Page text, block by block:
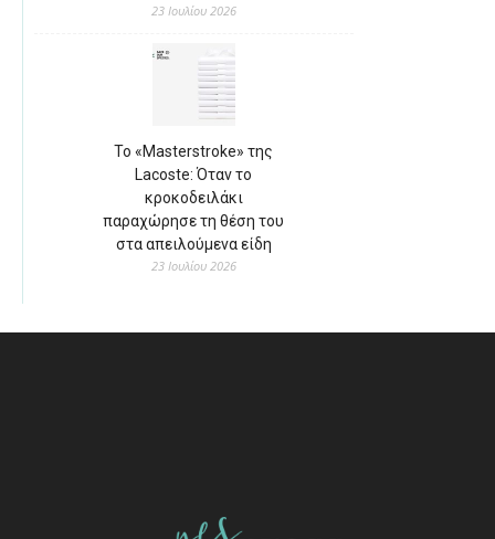
23 Ιουλίου 2026
Το «Masterstroke» της
Lacoste: Όταν το
κροκοδειλάκι
παραχώρησε τη θέση του
στα απειλούμενα είδη
23 Ιουλίου 2026